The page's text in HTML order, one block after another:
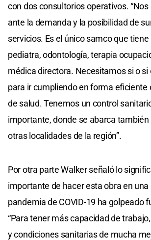
con dos consultorios operativos.
ante la demanda y la posibilidad de
servicios. Es el único samco que tiene
pediatra, odontología, terapia
médica directora. Necesitamos si o si
para ir cumpliendo en forma eficiente
de salud. Tenemos un control
importante, donde se abarca también
otras localidades de la región”.
Por otra parte Walker señaló lo
importante de hacer esta obra en una
pandemia de COVID-19 ha golpeado
“Para tener más capacidad de
y condiciones sanitarias de mucha